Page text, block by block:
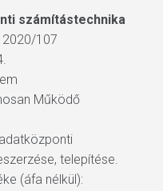
számítástechnika
2020/107
Működő
telepítése.
(áfa nélkül):